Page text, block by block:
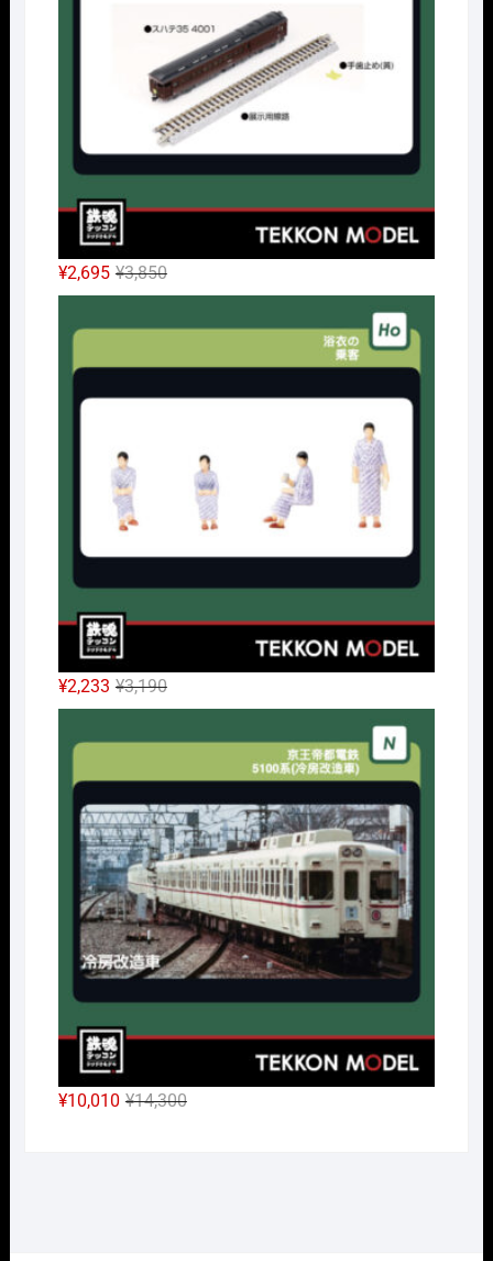
し
た。
で
す。
¥3,850元
の
価
¥3,850
た。
¥2,695
現
在
の
は
す。
¥3,190元
の
価
¥3,190
で
し
た。
¥2,233
現
在
の
は
¥2,233
で
す。
¥14,300元
¥10,010
現